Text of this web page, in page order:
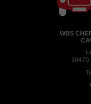
WBS
50470